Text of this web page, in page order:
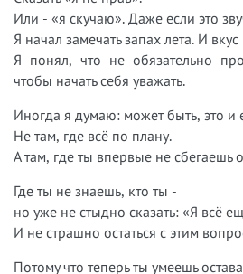
Или - «я скучаю». Даже если это
Я начал замечать запах лета. И
Я понял, что не обязательно
чтобы начать себя уважать.
Иногда я думаю: может быть, это и
Не там, где всё по плану.
А там, где ты впервые не сбегаешь
Где ты не знаешь, кто ты -
но уже не стыдно сказать: «Я всё
И не страшно остаться с этим
Потому что теперь ты умеешь